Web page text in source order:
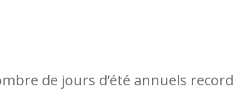
de jours d’été annuels record